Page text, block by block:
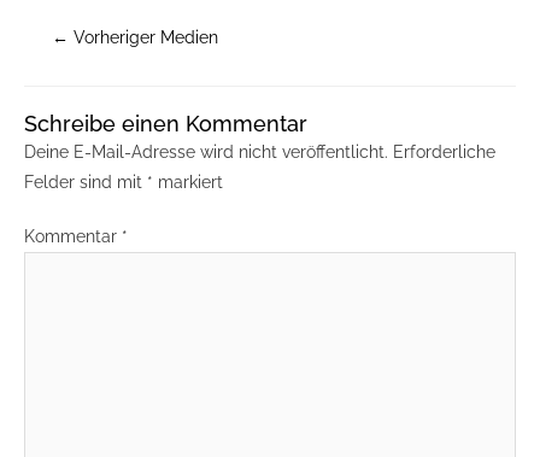
← Vorheriger Medien
Schreibe einen Kommentar
Deine E-Mail-Adresse wird nicht veröffentlicht. Erforderliche
Felder sind mit * markiert
Kommentar *